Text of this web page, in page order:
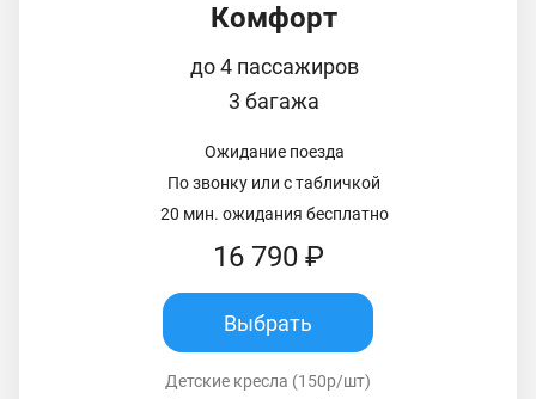
Комфорт
до 4 пассажиров
3 багажа
Ожидание поезда
По звонку или с табличкой
20 мин. ожидания бесплатно
16 790 ₽
Выбрать
Детские кресла (150р/шт)